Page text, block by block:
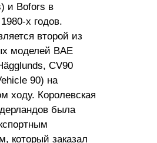
и Bofors в
х годов.
второй из
моделей BAE
CV90
90) на
ходу. Королевская
была
который заказал